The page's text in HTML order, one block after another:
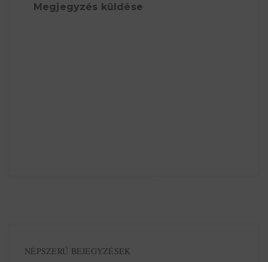
Megjegyzés küldése
NÉPSZERŰ BEJEGYZÉSEK